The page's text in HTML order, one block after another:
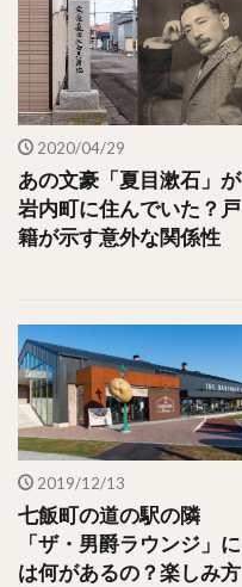
2020/04/29
あの文豪「夏目漱石」が
岩内町に住んでいた？戸
籍が示す意外な関係性
2019/12/13
七飯町の道の駅の隣
「ザ・男爵ラウンジ」に
は何があるの？楽しみ方